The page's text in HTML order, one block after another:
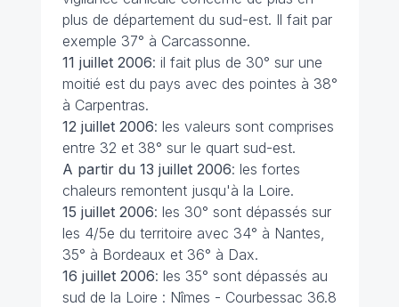
plus de département du sud-est. Il fait par
exemple 37° à Carcassonne.
11 juillet 2006: il fait plus de 30° sur une
moitié est du pays avec des pointes à 38°
à Carpentras.
12 juillet 2006: les valeurs sont comprises
entre 32 et 38° sur le quart sud-est.
A partir du 13 juillet 2006: les fortes
chaleurs remontent jusqu'à la Loire.
15 juillet 2006: les 30° sont dépassés sur
les 4/5e du territoire avec 34° à Nantes,
35° à Bordeaux et 36° à Dax.
16 juillet 2006: les 35° sont dépassés au
sud de la Loire : Nîmes - Courbessac 36.8